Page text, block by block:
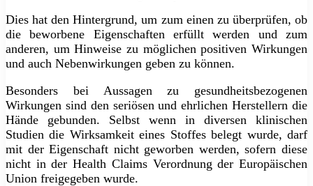
Dies hat den Hintergrund, um zum einen zu überprüfen, ob
die beworbene Eigenschaften erfüllt werden und zum
anderen, um Hinweise zu möglichen positiven Wirkungen
und auch Nebenwirkungen geben zu können.
Besonders bei Aussagen zu gesundheitsbezogenen
Wirkungen sind den seriösen und ehrlichen Herstellern die
Hände gebunden. Selbst wenn in diversen klinischen
Studien die Wirksamkeit eines Stoffes belegt wurde, darf
mit der Eigenschaft nicht geworben werden, sofern diese
nicht in der Health Claims Verordnung der Europäischen
Union freigegeben wurde.